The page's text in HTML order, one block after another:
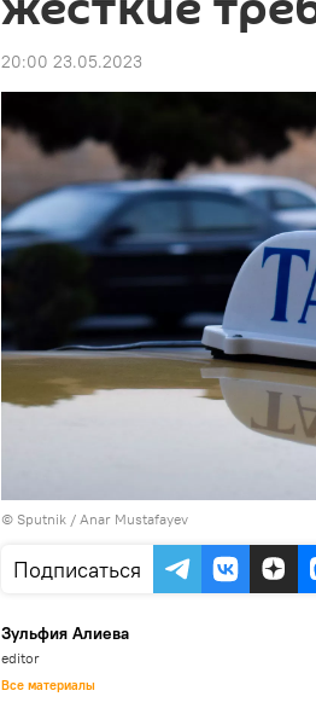
20:00 23.05.2023
© Sputnik / Anar Mustafayev
Подписаться
Зульфия Алиева
editor
Все материалы